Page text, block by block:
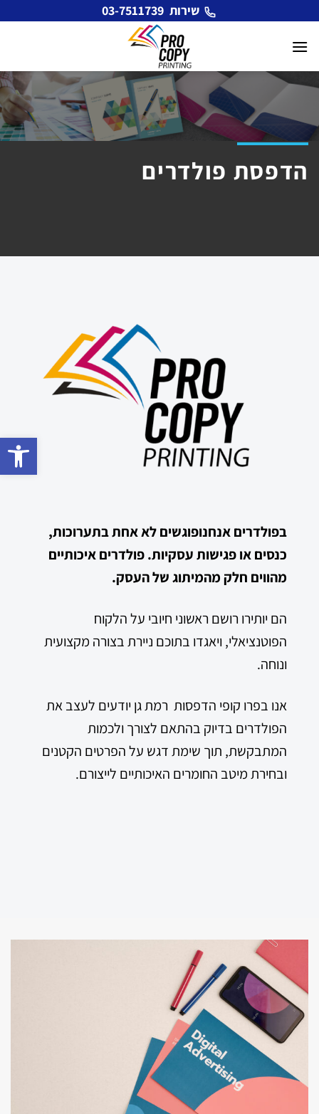
פתח
to
content
שירות 03-7511739
הדפסת פולדרים
בפולדרים אנחנופוגשים לא אחת בתערוכות,
כנסים או פגישות עסקיות. פולדרים איכותיים
מהווים חלק מהמיתוג של העסק.
הם יותירו רושם ראשוני חיובי על הלקוח
הפוטנציאלי, ויאגדו בתוכם ניירת בצורה מקצועית
ונוחה.
אנו בפרו קופי הדפסות רמת גן יודעים לעצב את
הפולדרים בדיוק בהתאם לצורך ולכמות
המתבקשת, תוך שימת דגש על הפרטים הקטנים
ובחירת מיטב החומרים האיכותיים לייצורם.